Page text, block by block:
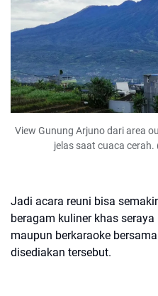
View Gunung Arjuno dari area
jelas saat cuaca cerah.
Jadi acara reuni bisa
beragam kuliner khas
maupun berkaraoke
disediakan tersebut.